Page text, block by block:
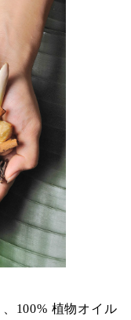
100% 植物オイル